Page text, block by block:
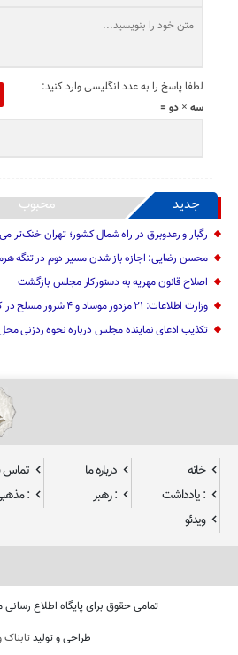
لطفا پاسخ را به عدد انگلیسی وارد کنید:
سه × دو =
جدید محبوب
رگبار و رعدوبرق در راه شمال کشور؛ تهران خنک‌تر
محسن رضایی: اجازه باز شدن مسیر دوم در تنگه
اصلاح قانون مهریه به دستورکار مجلس بازگشت
وزارت اطلاعات: ۲۱ مزدور موساد و ۴ شرور مسلح در کرمان بازداشت شدند
تکذیب ادعای نماینده مجلس درباره نحوه ردزنی
خانه درباره ما تماس
: یادداشت
: رهبر :
ویدئو
تمامی حقوق برای پایگاه اطلاع
طراحی و تولید